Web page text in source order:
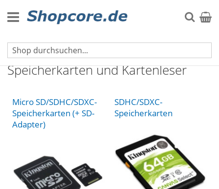
Inhalt
springen
Suche
Mein
Handy- und Tablet-Zubehör
Speicherkarten und Kartenleser
Micro SD/SDHC/SDXC-
Speicherkarten (+ SD-
Adapter)
SDHC/SDXC-
Speicherkarten